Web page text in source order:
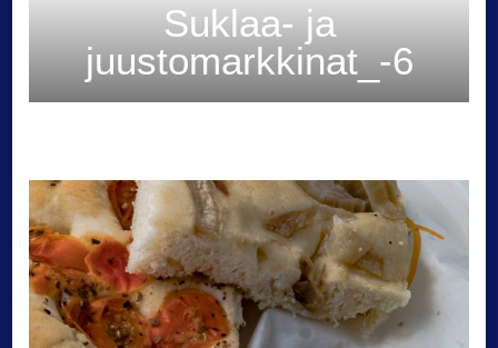
Suklaa- ja
juustomarkkinat_-6